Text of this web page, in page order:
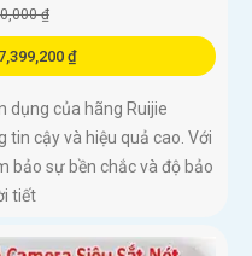
₫
₫
dụng của hãng Ruijie
cậy và hiệu quả cao. Với
bảo sự bền chắc và độ bảo
tiết